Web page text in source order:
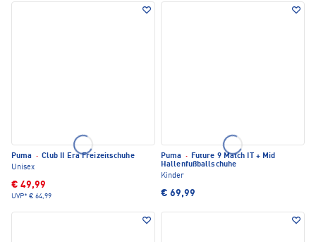
Puma · Club II Era Freizeitschuhe
Unisex
€ 49,99
UVP* € 64,99
Puma · Future 9 Match IT + Mid
Hallenfußballschuhe
Kinder
€ 69,99